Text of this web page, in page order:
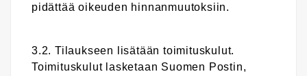
pidättää oikeuden hinnanmuutoksiin.
3.2. Tilaukseen lisätään toimituskulut.
Toimituskulut lasketaan Suomen Postin,